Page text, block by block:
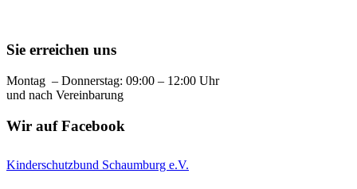
Sie erreichen uns
Montag – Donnerstag: 09:00 – 12:00 Uhr
und nach Vereinbarung
Wir auf Facebook
Kinderschutzbund Schaumburg e.V.